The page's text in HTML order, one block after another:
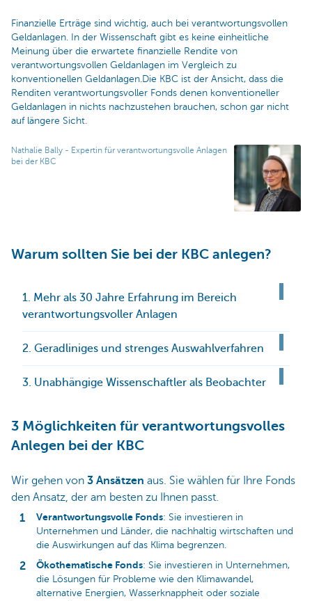
Finanzielle Erträge sind wichtig, auch bei verantwortungsvollen
Geldanlagen. In der Wissenschaft gibt es keine einheitliche
Meinung über die erwartete finanzielle Rendite von
verantwortungsvollen Geldanlagen im Vergleich zu
konventionellen Geldanlagen.Die KBC ist der Ansicht, dass die
Renditen verantwortungsvoller Fonds denen konventioneller
Geldanlagen in nichts nachzustehen brauchen, schon gar nicht
auf längere Sicht.
Nathalie Bally - Expertin für verantwortungsvolle Anlagen
bei der KBC
Warum sollten Sie bei der KBC anlegen?
1. Mehr als 30 Jahre Erfahrung im Bereich
verantwortungsvoller Anlagen
2. Geradliniges und strenges Auswahlverfahren
3. Unabhängige Wissenschaftler als Beobachter
3 Möglichkeiten für verantwortungsvolles
Anlegen bei der KBC
Wir gehen von 3 Ansätzen aus. Sie wählen für Ihre Fonds
den Ansatz, der am besten zu Ihnen passt.
Verantwortungsvolle Fonds: Sie investieren in
Unternehmen und Länder, die nachhaltig wirtschaften und
die Auswirkungen auf das Klima begrenzen.
Ökothematische Fonds: Sie investieren in Unternehmen,
die Lösungen für Probleme wie den Klimawandel,
alternative Energien, Wasserknappheit oder soziale